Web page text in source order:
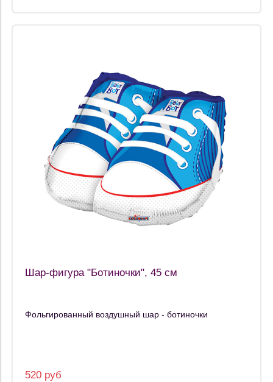
Шар-фигура "Ботиночки", 45 см
Фольгированный воздушный шар - ботиночки
520 руб